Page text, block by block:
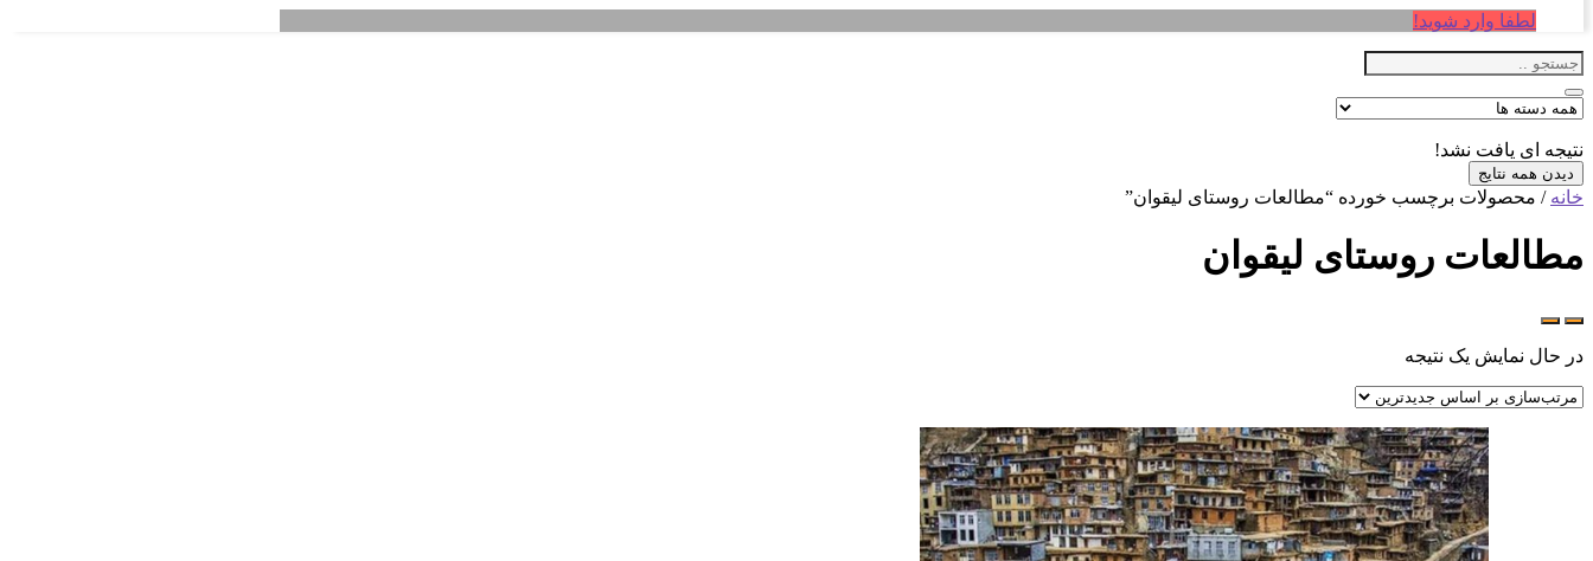
لطفا وارد شوید!
نتیجه ای یافت نشد!
دیدن همه نتایج
خانه / محصولات برچسب خورده “مطالعات روستای لیقوان”
مطالعات روستای لیقوان
در حال نمایش یک نتیجه